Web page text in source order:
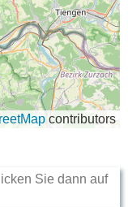
contributors
Sie dann auf